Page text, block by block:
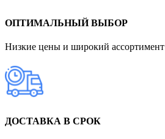
ОПТИМАЛЬНЫЙ ВЫБОР
Низкие цены и широкий ассортимент
ДОСТАВКА В СРОК